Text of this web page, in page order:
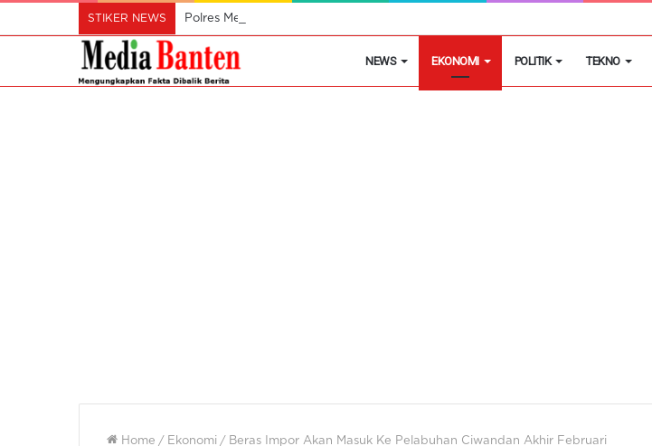
STIKER NEWS Polres Metro Tangerang Kota Buru Pemasok Utama Obat Keras Ilegal di Kosambi
NEWS EKONOMI POLITIK TEKNO
Home / Ekonomi / Beras Impor Akan Masuk Ke Pelabuhan Ciwandan Akhir Februari